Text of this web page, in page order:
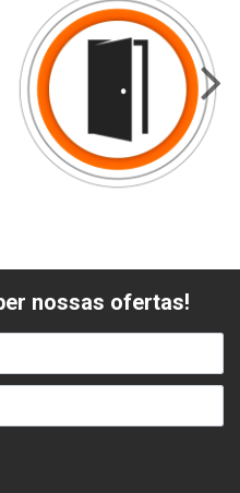
nossas ofertas!